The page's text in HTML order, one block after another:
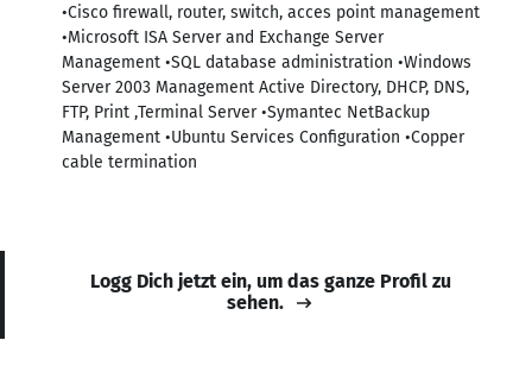
•Cisco firewall, router, switch, acces point management
•Microsoft ISA Server and Exchange Server
Management •SQL database administration •Windows
Server 2003 Management Active Directory, DHCP, DNS,
FTP, Print ,Terminal Server •Symantec NetBackup
Management •Ubuntu Services Configuration •Copper
cable termination
Logg Dich jetzt ein, um das ganze Profil zu
sehen.